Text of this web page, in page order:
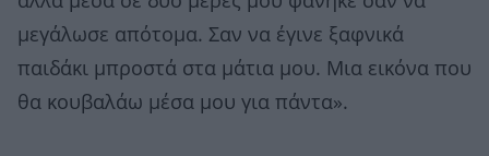
μεγάλωσε απότομα. Σαν να έγινε ξαφνικά
παιδάκι μπροστά στα μάτια μου. Μια εικόνα που
θα κουβαλάω μέσα μου για πάντα».